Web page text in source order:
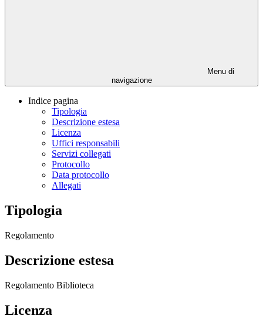
Menu di
navigazione
Indice pagina
Tipologia
Descrizione estesa
Licenza
Uffici responsabili
Servizi collegati
Protocollo
Data protocollo
Allegati
Tipologia
Regolamento
Descrizione estesa
Regolamento Biblioteca
Licenza